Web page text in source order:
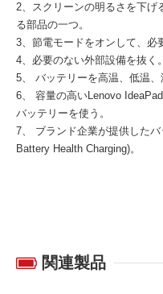
2、スクリーンの明るさを下げ
る部品の一つ。
3、節電モードをオンして、必
4、必要のない外部設備を抜く。
5、 バッテリーを高温、低温、
6、 容量の高いLenovo
バッテリーを使う。
7、 ブランド企業が提供した
Battery Health Charging)。
関連製品